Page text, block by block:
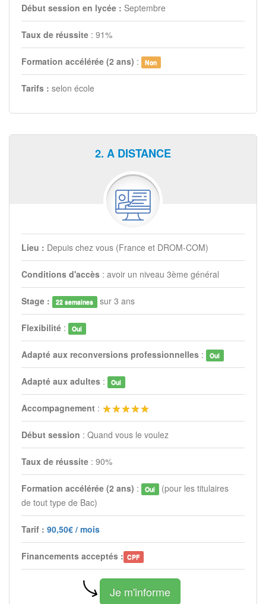
Début session en lycée : Septembre
Taux de réussite : 91%
Formation accélérée (2 ans) : Non
Tarifs : selon école
2. A DISTANCE
Lieu : Depuis chez vous (France et DROM-COM)
Conditions d'accès : avoir un niveau 3ème général
Stage : 22 semaines sur 3 ans
Flexibilité : Oui
Adapté aux reconversions professionnelles : Oui
Adapté aux adultes : Oui
Accompagnement :
Début session : Quand vous le voulez
Taux de réussite : 90%
Formation accélérée (2 ans) : Oui (pour les titulaires
de tout type de Bac)
Tarif : 90,50€ / mois
Financements acceptés : CPF
Je m'informe